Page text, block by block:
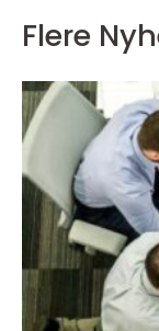
Flere